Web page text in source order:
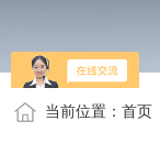
当前位置：首页